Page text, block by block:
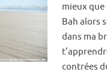
mieux que
Bah alors
dans ma
contrées